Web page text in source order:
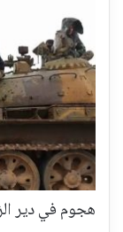
هجوم في دير